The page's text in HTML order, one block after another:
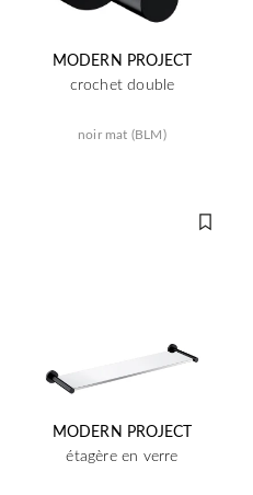
MODERN PROJECT
crochet double
noir mat (BLM)
MODERN PROJECT
étagère en verre